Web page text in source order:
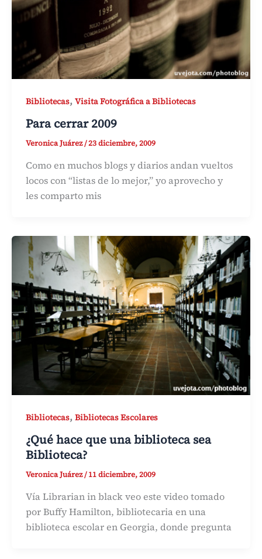
Bibliotecas, Visita Fotográfica a Bibliotecas
Para cerrar 2009
Veronica Juárez/23 diciembre, 2009
Como en muchos blogs y diarios andan vueltos
locos con “listas de lo mejor,” yo aprovecho y
les comparto mis
Bibliotecas, Bibliotecas Escolares
¿Qué hace que una biblioteca sea
Biblioteca?
Veronica Juárez/11 diciembre, 2009
Vía Librarian in black veo este video tomado
por Buffy Hamilton, bibliotecaria en una
biblioteca escolar en Georgia, donde pregunta